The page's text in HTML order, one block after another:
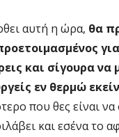
αυτή η ώρα, θα
και σίγουρα να
εν θερμώ
που θες είναι να
και εσένα το